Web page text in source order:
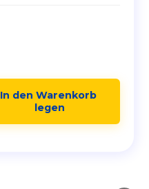
In den Warenkorb
legen